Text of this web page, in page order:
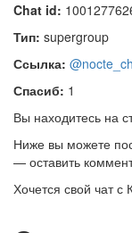
Chat id:
Тип: supergroup
Ссылка:
Спасиб: 1
Вы находитесь на
Ниже вы можете
— оставить
Хочется свой чат